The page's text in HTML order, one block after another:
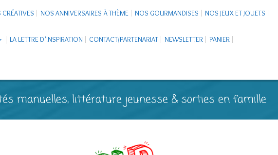
NOS ANNIVERSAIRES À THÈME NOS GOURMANDISES NOS JEUX ET JOUETS
LA LETTRE D’INSPIRATION CONTACT/PARTENARIAT NEWSLETTER PANIER
manuelles, littérature jeunesse & sorties en famille